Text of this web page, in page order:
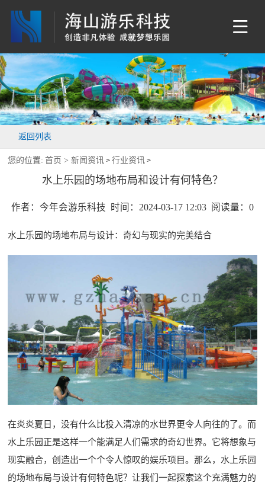
返回列表
您的位置: 首页 >新闻资讯 >行业资讯 >
水上乐园的场地布局和设计有何特色？
作者：今年会游乐科技 时间：2024-03-17 12:03 阅读量： 0
水上乐园的场地布局与设计：奇幻与现实的完美结合
在炎炎夏日，没有什么比投入清凉的水世界更令人向往的了。而
水上乐园正是这样一个能满足人们需求的奇幻世界。它将想象与
现实融合，创造出一个个令人惊叹的娱乐项目。那么，水上乐园
的场地布局与设计有何特色呢？让我们一起探索这个充满魅力的